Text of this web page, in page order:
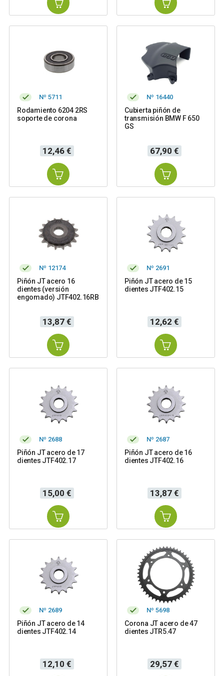
Nº 5711
Rodamiento 6204 2RS
soporte de corona
Precio
12,46 €
Nº 16440
Cubierta piñón de
transmisión BMW F 650
GS
Precio
67,90 €
Nº 12174
Piñón JT acero 16
dientes (versión
engomado) JTF402.16RB
Precio
13,87 €
Nº 2691
Piñón JT acero de 15
dientes JTF402.15
Precio
12,62 €
Nº 2688
Piñón JT acero de 17
dientes JTF402.17
Precio
15,00 €
Nº 2687
Piñón JT acero de 16
dientes JTF402.16
Precio
13,87 €
Nº 2689
Piñón JT acero de 14
dientes JTF402.14
Precio
12,10 €
Nº 5698
Corona JT acero de 47
dientes JTR5.47
Precio
29,57 €